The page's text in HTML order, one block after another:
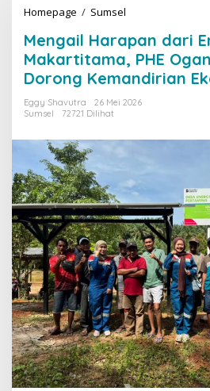
Homepage / Sumsel
n
a
i
l
r
a
n
d
a
r
i
E
m
b
u
n
g
D
e
s
Mengail Harapan dari
Makartitama, PHE
Dorong Kemandirian
Eggy Shavutra
26 Mei 2026
Sumsel
72721 Dilihat